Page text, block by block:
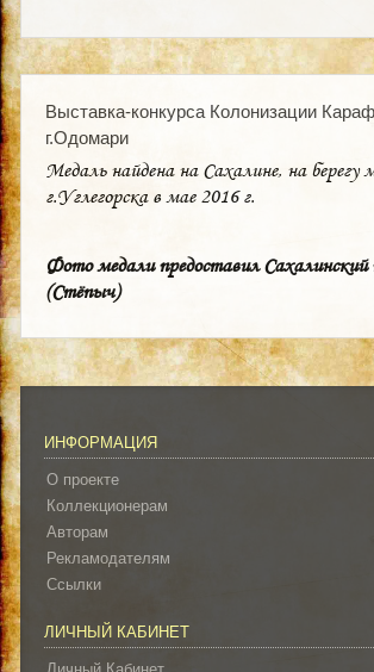
Выставка-конкурса Колонизации
г.Одомари
Медаль найдена на Сахалине, на берегу
г.Углегорска в мае 2016 г.
Фото медали предоставил Сахалинский
(Стёпыч)
ИНФОРМАЦИЯ
О проекте
Коллекционерам
Авторам
Рекламодателям
Ссылки
ЛИЧНЫЙ КАБИНЕТ